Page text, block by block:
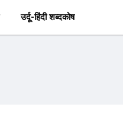
उर्दू-हिंदी शब्दकोष